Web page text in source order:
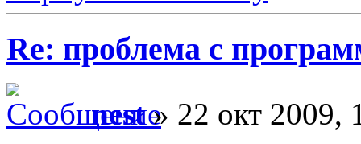
Re: проблема с
nest» 22 окт 2009,